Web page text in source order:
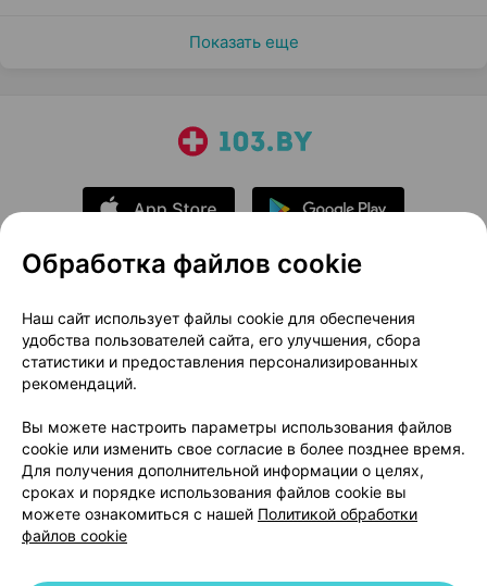
Показать еще
О проекте
Новости проекта
Размещение рекламы
Медицинский маркетинг
Публичный договор
Доставка
Способы оплаты
Вакансии
Партнеры
Написать руководителю 103.by
Написать в поддержку
Персональные настройки Cookie
Обработка файлов cookie
Наш сайт использует файлы cookie для обеспечения
удобства пользователей сайта, его улучшения, сбора
статистики и предоставления персонализированных
рекомендаций.
Вы можете настроить параметры использования файлов
cookie или изменить свое согласие в более позднее время.
Для получения дополнительной информации о целях,
сроках и порядке использования файлов cookie вы
можете ознакомиться с нашей Политикой обработки
файлов cookie